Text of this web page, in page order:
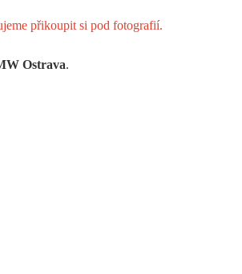
přikoupit si pod fotografií.
Ostrava.